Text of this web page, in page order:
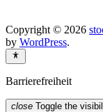
Copyright © 2026
by WordPress.
Barrierefreiheit
close Toggle the